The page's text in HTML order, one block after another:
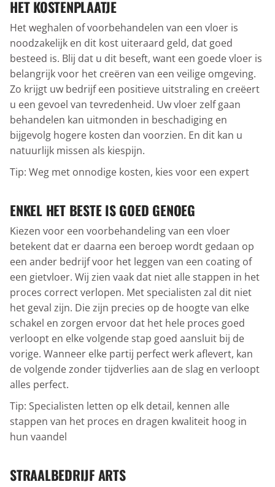
HET KOSTENPLAATJE
Het weghalen of voorbehandelen van een vloer is
noodzakelijk en dit kost uiteraard geld, dat goed
besteed is. Blij dat u dit beseft, want een goede vloer is
belangrijk voor het creëren van een veilige omgeving.
Zo krijgt uw bedrijf een positieve uitstraling en creëert
u een gevoel van tevredenheid. Uw vloer zelf gaan
behandelen kan uitmonden in beschadiging en
bijgevolg hogere kosten dan voorzien. En dit kan u
natuurlijk missen als kiespijn.
Tip: Weg met onnodige kosten, kies voor een expert
ENKEL HET BESTE IS GOED GENOEG
Kiezen voor een voorbehandeling van een vloer
betekent dat er daarna een beroep wordt gedaan op
een ander bedrijf voor het leggen van een coating of
een gietvloer. Wij zien vaak dat niet alle stappen in het
proces correct verlopen. Met specialisten zal dit niet
het geval zijn. Die zijn precies op de hoogte van elke
schakel en zorgen ervoor dat het hele proces goed
verloopt en elke volgende stap goed aansluit bij de
vorige. Wanneer elke partij perfect werk aflevert, kan
de volgende zonder tijdverlies aan de slag en verloopt
alles perfect.
Tip: Specialisten letten op elk detail, kennen alle
stappen van het proces en dragen kwaliteit hoog in
hun vaandel
STRAALBEDRIJF ARTS